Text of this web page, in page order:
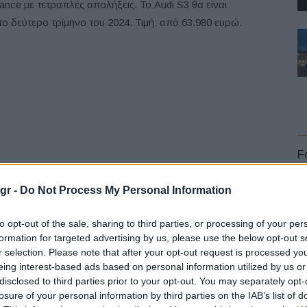
- Do Not Process My Personal Information
opt-out of the sale, sharing to third parties, or processing of your
for targeted advertising by us, please use the below opt-out
selection. Please note that after your opt-out request is processed
interest-based ads based on personal information utilized by us
to third parties prior to your opt-out. You may separately
of your personal information by third parties on the IAB’s list of
με τετραπλές απολήξεις. Το Audi S3 θα είναι
δεύτερο τρίμηνο του 2024. Τιμή: από 63.980 ευρώ.
πιο ισχυρό από ποτέ. Στο πλαίσιο της προϊοντικής
κατά 23 PS και μεγαλύτερη ροπή κατά 20 Nm. Το